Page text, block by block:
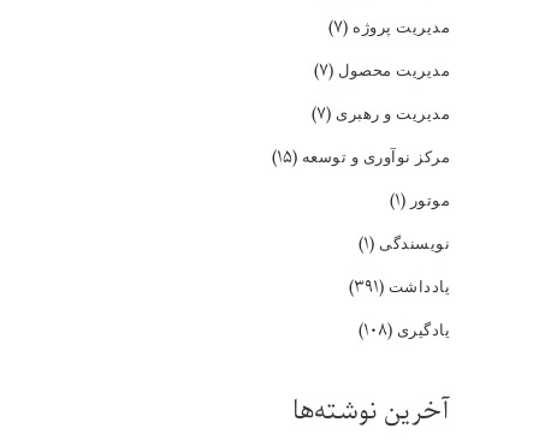
مدیریت پروژه (۷)
مدیریت محصول (۷)
مدیریت و رهبری (۷)
مرکز نوآوری و توسعه (۱۵)
موتور (۱)
نویسندگی (۱)
یادداشت (۳۹۱)
یادگیری (۱۰۸)
آخرین نوشته‌ها